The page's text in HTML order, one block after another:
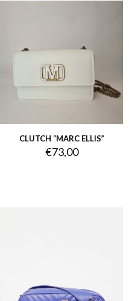
CLUTCH “MARC ELLIS”
€73,00